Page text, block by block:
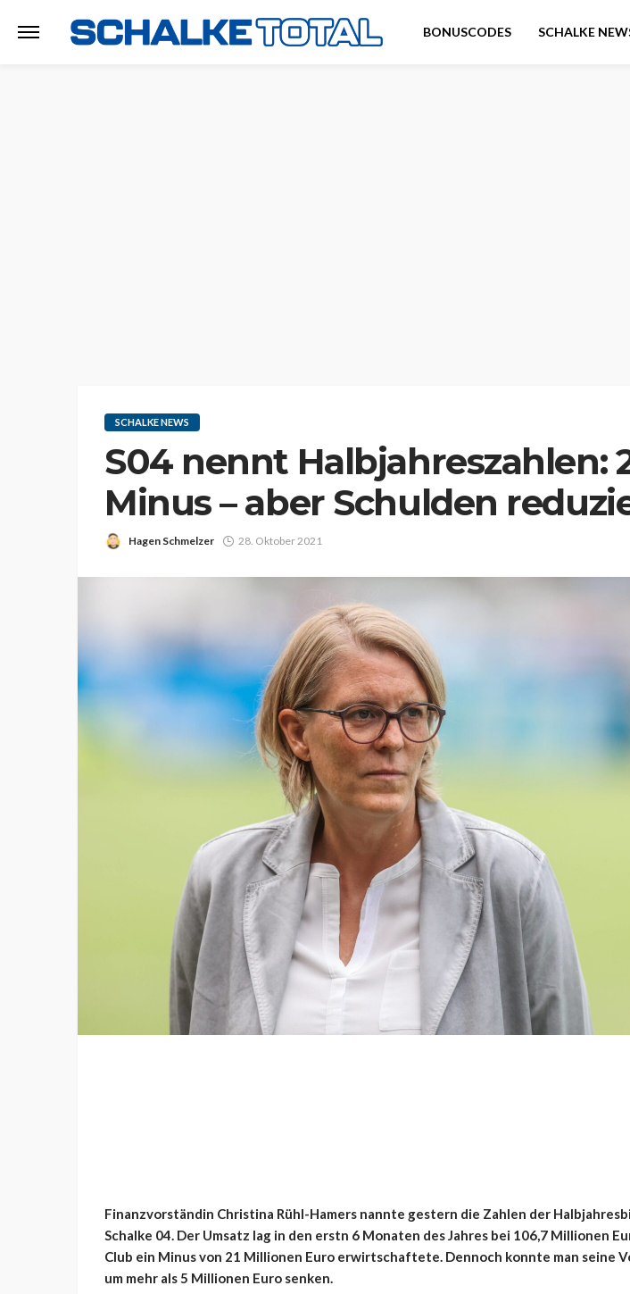
BONUSCODES SCHALKE
SCHALKE NEWS
S04 nennt Halbjahreszahlen:
Minus – aber Schulden
Hagen Schmelzer 28. Oktober 2021
Finanzvorständin Christina Rühl-Hamers nannte gestern die Zahlen der
Schalke 04. Der Umsatz lag in den erstn 6 Monaten des Jahres bei 106,7 Millionen
Club ein Minus von 21 Millionen Euro erwirtschaftete. Dennoch konnte man seine
um mehr als 5 Millionen Euro senken.